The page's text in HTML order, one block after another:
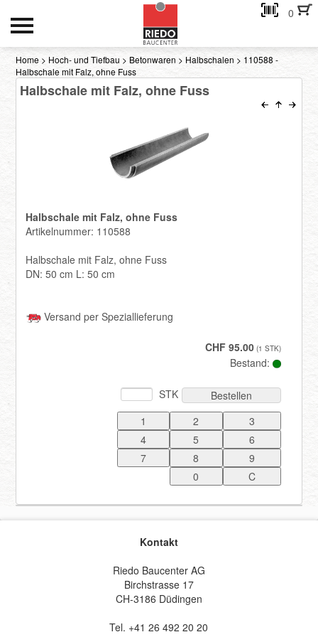
0
HOCH- UND TIEFBAU
INNENAUSBAU
eMail-Adresse
Passwort:
Passwort anfordern
Home > Hoch- und Tiefbau >Betonwaren > Halbschalen > 110588 -
Halbschale mit Falz, ohne Fuss
Halbschale mit Falz, ohne Fuss
Halbschale mit Falz, ohne Fuss
Artikelnummer: 110588
Halbschale mit Falz, ohne Fuss
DN: 50 cm L: 50 cm
Versand per Speziallieferung
CHF 95.00(1 STK)
Bestand:
STK Bestellen
Kontakt
Riedo Baucenter AG
Birchstrasse 17
CH-3186 Düdingen
Tel. +41 26 492 20 20